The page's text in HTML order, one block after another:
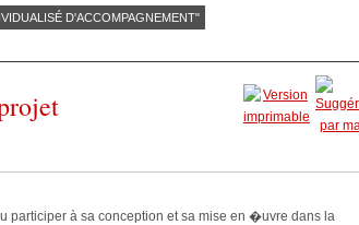
D'ACCOMPAGNEMENT"
participer à sa conception et sa mise en �uvre dans la